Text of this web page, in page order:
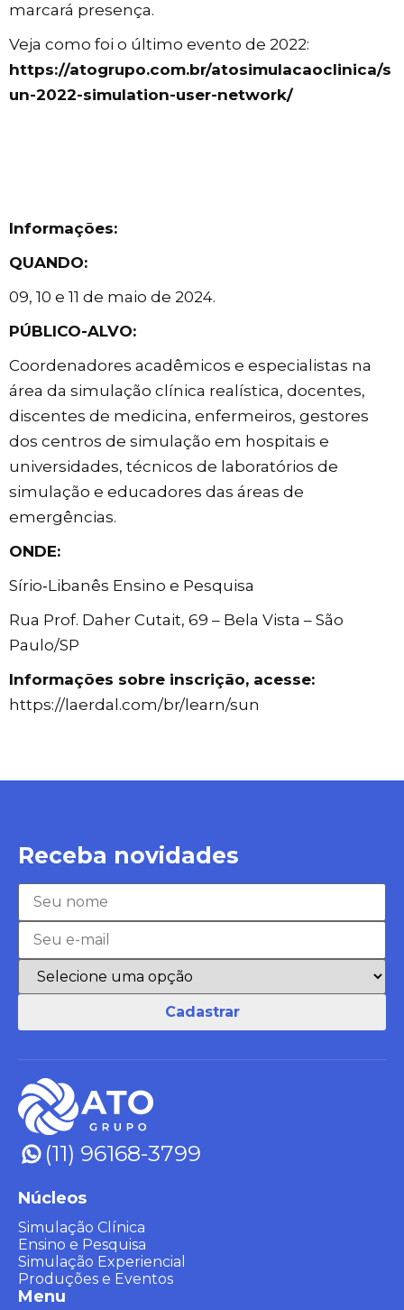
marcará presença.
Veja como foi o último evento de 2022:
https://atogrupo.com.br/atosimulacaoclinica/s
un-2022-simulation-user-network/
Informações:
QUANDO:
09, 10 e 11 de maio de 2024.
PÚBLICO-ALVO:
Coordenadores acadêmicos e especialistas na
área da simulação clínica realística, docentes,
discentes de medicina, enfermeiros, gestores
dos centros de simulação em hospitais e
universidades, técnicos de laboratórios de
simulação e educadores das áreas de
emergências.
ONDE:
Sírio‑Libanês Ensino e Pesquisa
Rua Prof. Daher Cutait, 69 – Bela Vista – São
Paulo/SP
Informações sobre inscrição, acesse:
https://laerdal.com/br/learn/sun
Receba novidades
(11) 96168-3799
Núcleos
Simulação Clínica
Ensino e Pesquisa
Simulação Experiencial
Produções e Eventos
Menu